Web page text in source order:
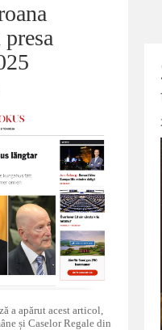
a apărut acest articol,
și Caselor Regale din